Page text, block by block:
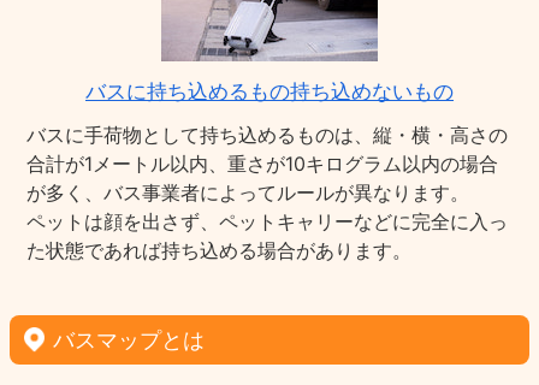
バスに持ち込めるもの持ち込めないもの
バスに手荷物として持ち込めるものは、縦・横・高さの
合計が1メートル以内、重さが10キログラム以内の場合
が多く、バス事業者によってルールが異なります。
ペットは顔を出さず、ペットキャリーなどに完全に入っ
た状態であれば持ち込める場合があります。
バスマップとは